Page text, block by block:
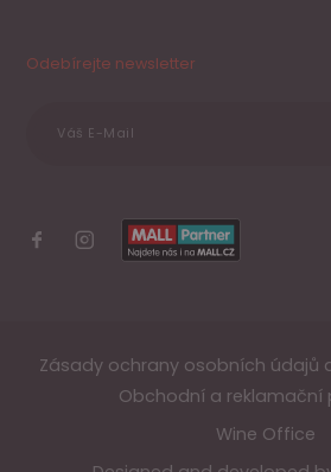
Odebírejte newsletter
Váš E-Mail
Zásady ochrany osobních údajů
Obchodní a reklamační
Wine Office